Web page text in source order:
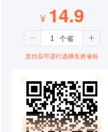
元
¥ 14.9
支付后可进行选择生效省份